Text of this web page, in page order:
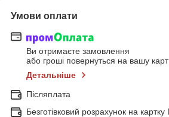
Умови оплати
Ви отримаєте замовлення
або гроші повернуться на вашу
Детальніше
Післяплата
Безготівковий розрахунок на